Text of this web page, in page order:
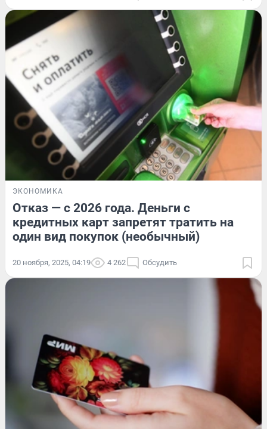
ЭКОНОМИКА
Отказ — с 2026 года. Деньги с
кредитных карт запретят тратить на
один вид покупок (необычный)
20 ноября, 2025, 04:19 4 262 Обсудить